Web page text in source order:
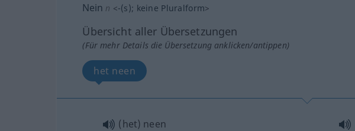
Nein n <-(s); keine Pluralform>
Übersicht aller Übersetzungen
(Für mehr Details die Übersetzung anklicken/antippen)
het neen
(het) neen